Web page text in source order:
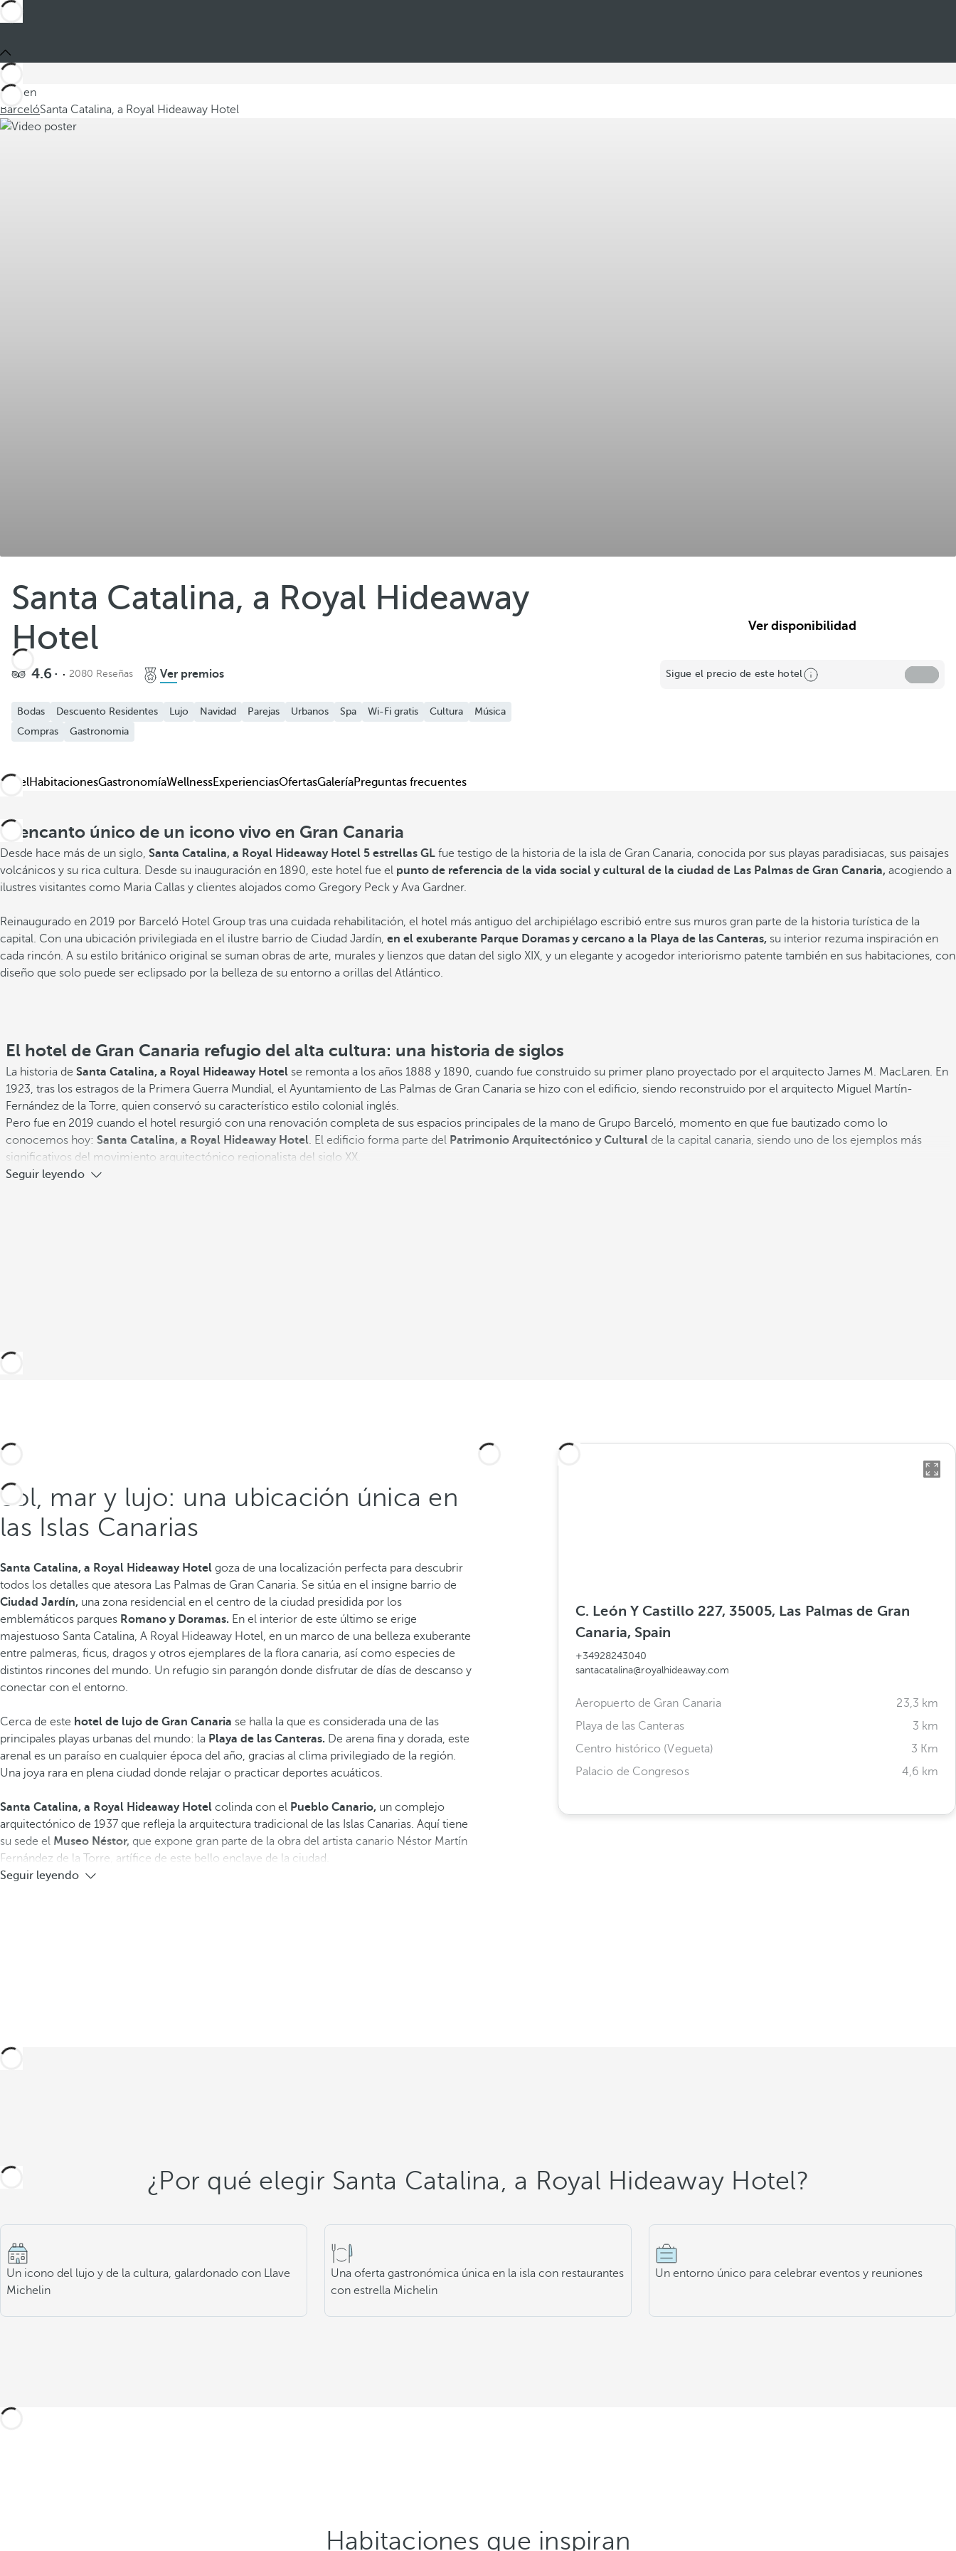
Está en
BarcelóSanta Catalina, a Royal Hideaway Hotel
Añadir a favoritos
Ver más fotos y videos
Ver disponibilidad
Sigue el precio de este hotel
Santa Catalina, a Royal Hideaway
Hotel
4.6 2080 Reseñas Ver premios
Bodas Descuento Residentes Lujo Navidad Parejas Urbanos Spa Wi-Fi gratis Cultura
Música
Compras
Gastronomia
HotelHabitacionesGastronomíaWellnessExperienciasOfertasGaleríaPreguntas frecuentes
El encanto único de un icono vivo en Gran Canaria
Desde hace más de un siglo, Santa Catalina, a Royal Hideaway Hotel 5 estrellas GL fue testigo de la historia de la isla de Gran Canaria, conocida por sus playas paradisiacas, sus paisajes
volcánicos y su rica cultura. Desde su inauguración en 1890, este hotel fue el punto de referencia de la vida social y cultural de la ciudad de Las Palmas de Gran Canaria, acogiendo a
ilustres visitantes como Maria Callas y clientes alojados como Gregory Peck y Ava Gardner.
Reinaugurado en 2019 por Barceló Hotel Group tras una cuidada rehabilitación, el hotel más antiguo del archipiélago escribió entre sus muros gran parte de la historia turística de la
capital. Con una ubicación privilegiada en el ilustre barrio de Ciudad Jardín, en el exuberante Parque Doramas y cercano a la Playa de las Canteras, su interior rezuma inspiración en
cada rincón. A su estilo británico original se suman obras de arte, murales y lienzos que datan del siglo XIX, y un elegante y acogedor interiorismo patente también en sus habitaciones, con
diseño que solo puede ser eclipsado por la belleza de su entorno a orillas del Atlántico.
El hotel de Gran Canaria refugio del alta cultura: una historia de siglos
La historia de Santa Catalina, a Royal Hideaway Hotel se remonta a los años 1888 y 1890, cuando fue construido su primer plano proyectado por el arquitecto James M. MacLaren. En
1923, tras los estragos de la Primera Guerra Mundial, el Ayuntamiento de Las Palmas de Gran Canaria se hizo con el edificio, siendo reconstruido por el arquitecto Miguel Martín-
Fernández de la Torre, quien conservó su característico estilo colonial inglés.
Pero fue en 2019 cuando el hotel resurgió con una renovación completa de sus espacios principales de la mano de Grupo Barceló, momento en que fue bautizado como lo
conocemos hoy: Santa Catalina, a Royal Hideaway Hotel. El edificio forma parte del Patrimonio Arquitectónico y Cultural de la capital canaria, siendo uno de los ejemplos más
significativos del movimiento arquitectónico regionalista del siglo XX.
Seguir leyendo
Sol, mar y lujo: una ubicación única en
las Islas Canarias
Santa Catalina, a Royal Hideaway Hotel goza de una localización perfecta para descubrir
todos los detalles que atesora Las Palmas de Gran Canaria. Se sitúa en el insigne barrio de
Ciudad Jardín, una zona residencial en el centro de la ciudad presidida por los
emblemáticos parques Romano y Doramas. En el interior de este último se erige
majestuoso Santa Catalina, A Royal Hideaway Hotel, en un marco de una belleza exuberante
entre palmeras, ficus, dragos y otros ejemplares de la flora canaria, así como especies de
distintos rincones del mundo. Un refugio sin parangón donde disfrutar de días de descanso y
conectar con el entorno.
Cerca de este hotel de lujo de Gran Canaria se halla la que es considerada una de las
principales playas urbanas del mundo: la Playa de las Canteras. De arena fina y dorada, este
arenal es un paraíso en cualquier época del año, gracias al clima privilegiado de la región.
Una joya rara ​en plena ciudad ​donde relajar o practicar deportes acuáticos.
Santa Catalina, a Royal Hideaway Hotel colinda con el Pueblo Canario, un complejo
arquitectónico de 1937 que refleja la arquitectura tradicional de las Islas Canarias. Aquí tiene
su sede el Museo Néstor, que expone gran parte de la obra del artista canario Néstor Martín
Fernández de la Torre, artífice de este bello enclave de la ciudad.
Seguir leyendo
C. León Y Castillo 227, 35005, Las Palmas de Gran
Canaria, Spain
+34928243040
santacatalina@royalhideaway.com
Aeropuerto de Gran Canaria
23,3 km
Playa de las Canteras
3 km
Centro histórico (Vegueta)
3 Km
Palacio de Congresos
4,6 km
¿Por qué elegir Santa Catalina, a Royal Hideaway Hotel?
Un icono del lujo y de la cultura, galardonado con Llave
Michelin
Una oferta gastronómica única en la isla con restaurantes
con estrella Michelin
Un entorno único para celebrar eventos y reuniones
Habitaciones que inspiran